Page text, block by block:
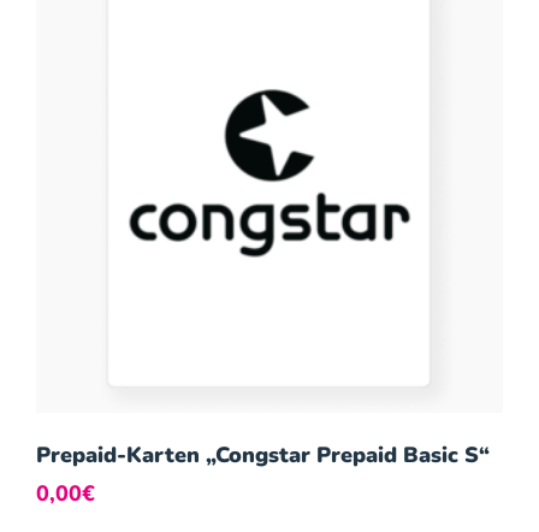
Prepaid-Karten „Congstar Prepaid Basic S“
0,00€